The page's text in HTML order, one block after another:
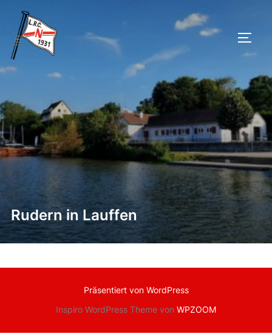
Inhalten
springen
Rudern in Lauffen
Präsentiert von WordPress
Inspiro WordPress Theme von WPZOOM